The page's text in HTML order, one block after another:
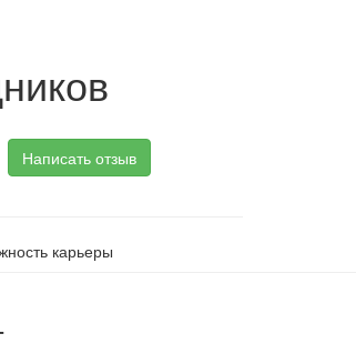
Написать отзыв
карьеры